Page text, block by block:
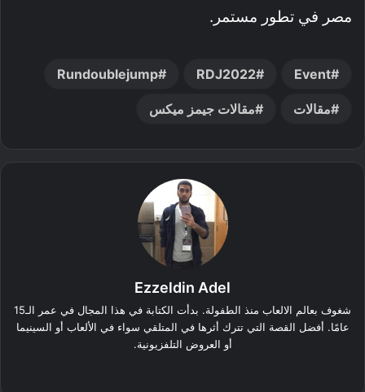
مصر في تطور مستمر.
Event
RDJ2022
Rundoublejump
مقالات مقالات جيمز ميكس
Ezzeldin Adel
شغوف بعالم الالعاب منذ الطفولة. بدأت الكتابة في هذا المجال في عمر الـ15
عامًا. أفضل القصة التي تترك أثرها في المتلقي سواء في الألعاب أو السينيما
أو العروض التلفزيونية.